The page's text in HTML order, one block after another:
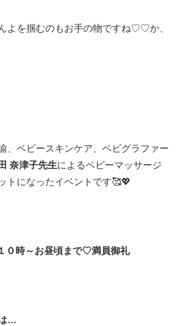
よを掴むのもお手の物ですね♡♡か、
、ベビースキンケア、ベビグラファー
奈津子先生によるベビーマッサージ
トになったイベントです🥰💖
０時～お昼頃まで♡満員御礼
…